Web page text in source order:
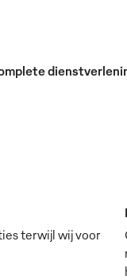
terwijl wij voor